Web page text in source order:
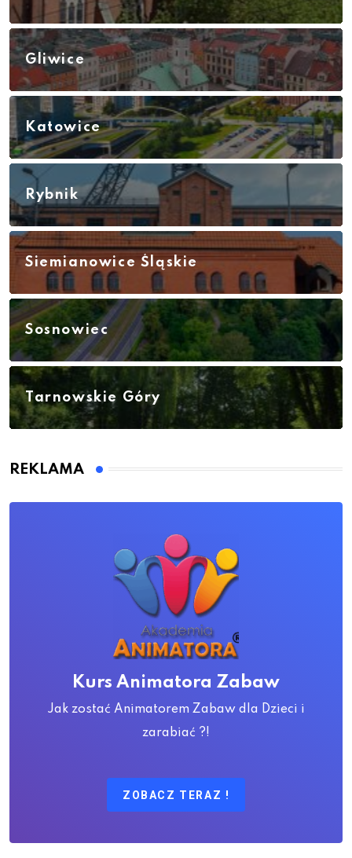
Gliwice
Katowice
Rybnik
Siemianowice Śląskie
Sosnowiec
Tarnowskie Góry
REKLAMA
Kurs Animatora Zabaw
Jak zostać Animatorem Zabaw dla Dzieci i
zarabiać ?!
ZOBACZ TERAZ !